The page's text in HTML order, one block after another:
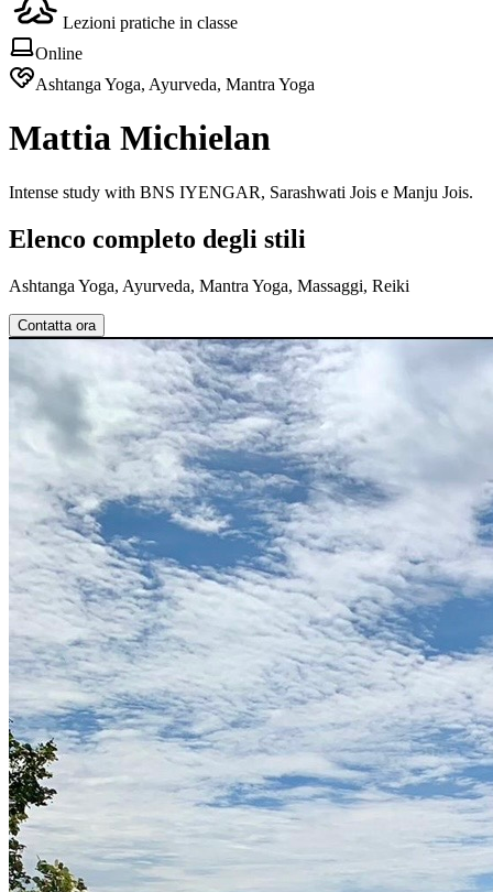
Lezioni pratiche in classe
Online
Ashtanga Yoga, Ayurveda, Mantra Yoga
Mattia Michielan
Intense study with BNS IYENGAR, Sarashwati Jois e Manju Jois.
Elenco completo degli stili
Ashtanga Yoga, Ayurveda, Mantra Yoga, Massaggi, Reiki
Contatta ora